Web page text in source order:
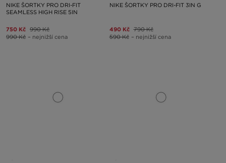
NIKE ŠORTKY PRO DRI-FIT
SEAMLESS HIGH RISE 5IN
750 Kč 990 Kč
990 Kč – nejnižší cena
NIKE ŠORTKY PRO DRI-FIT 3IN G
490 Kč 790 Kč
590 Kč – nejnižší cena